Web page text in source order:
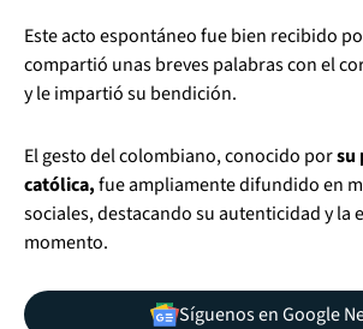
Este acto espontáneo fue bien recibido
compartió unas breves palabras con el
y le impartió su bendición.
El gesto del colombiano, conocido porsu
católica,fue ampliamente difundido en
sociales, destacando su autenticidad y la
momento.
Síguenos en Google